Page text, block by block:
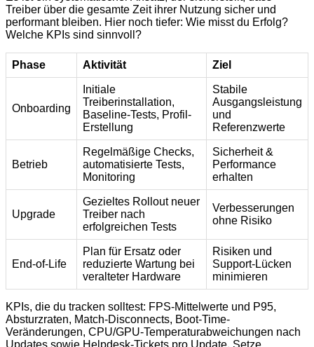
Treiber über die gesamte Zeit ihrer Nutzung sicher und
performant bleiben. Hier noch tiefer: Wie misst du Erfolg?
Welche KPIs sind sinnvoll?
Phase Aktivität Ziel
Onboarding
Initiale
Treiberinstallation,
Baseline-Tests, Profil-
Erstellung
Stabile
Ausgangsleistung
und
Referenzwerte
Betrieb
Regelmäßige Checks,
automatisierte Tests,
Monitoring
Sicherheit &
Performance
erhalten
Upgrade
Gezieltes Rollout neuer
Treiber nach
erfolgreichen Tests
Verbesserungen
ohne Risiko
End-of-Life
Plan für Ersatz oder
reduzierte Wartung bei
veralteter Hardware
Risiken und
Support-Lücken
minimieren
KPIs, die du tracken solltest: FPS-Mittelwerte und P95,
Absturzraten, Match-Disconnects, Boot-Time-
Veränderungen, CPU/GPU-Temperaturabweichungen nach